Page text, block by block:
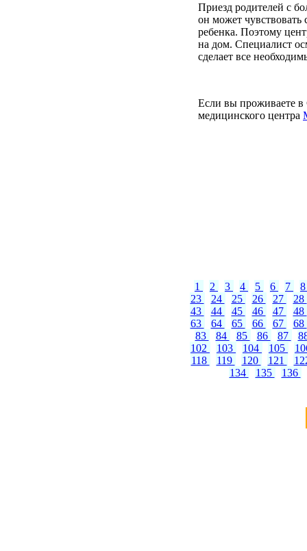
Приезд родителей с
он может чувствовать
ребенка. Поэтому
на дом. Специалист
сделает все
Если вы проживаете в
медицинского центра
1 2 3 4 5 6 7
23
24 25 26 27
28
43
44 45 46 47
48
63
64 65 66 67
68
83
84 85 86 87
102
103 104 105
118
119 120 121
134
135 136